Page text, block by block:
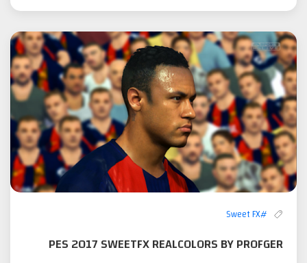
#Sweet FX
PES 2017 SWEETFX REALCOLORS BY PROFGER